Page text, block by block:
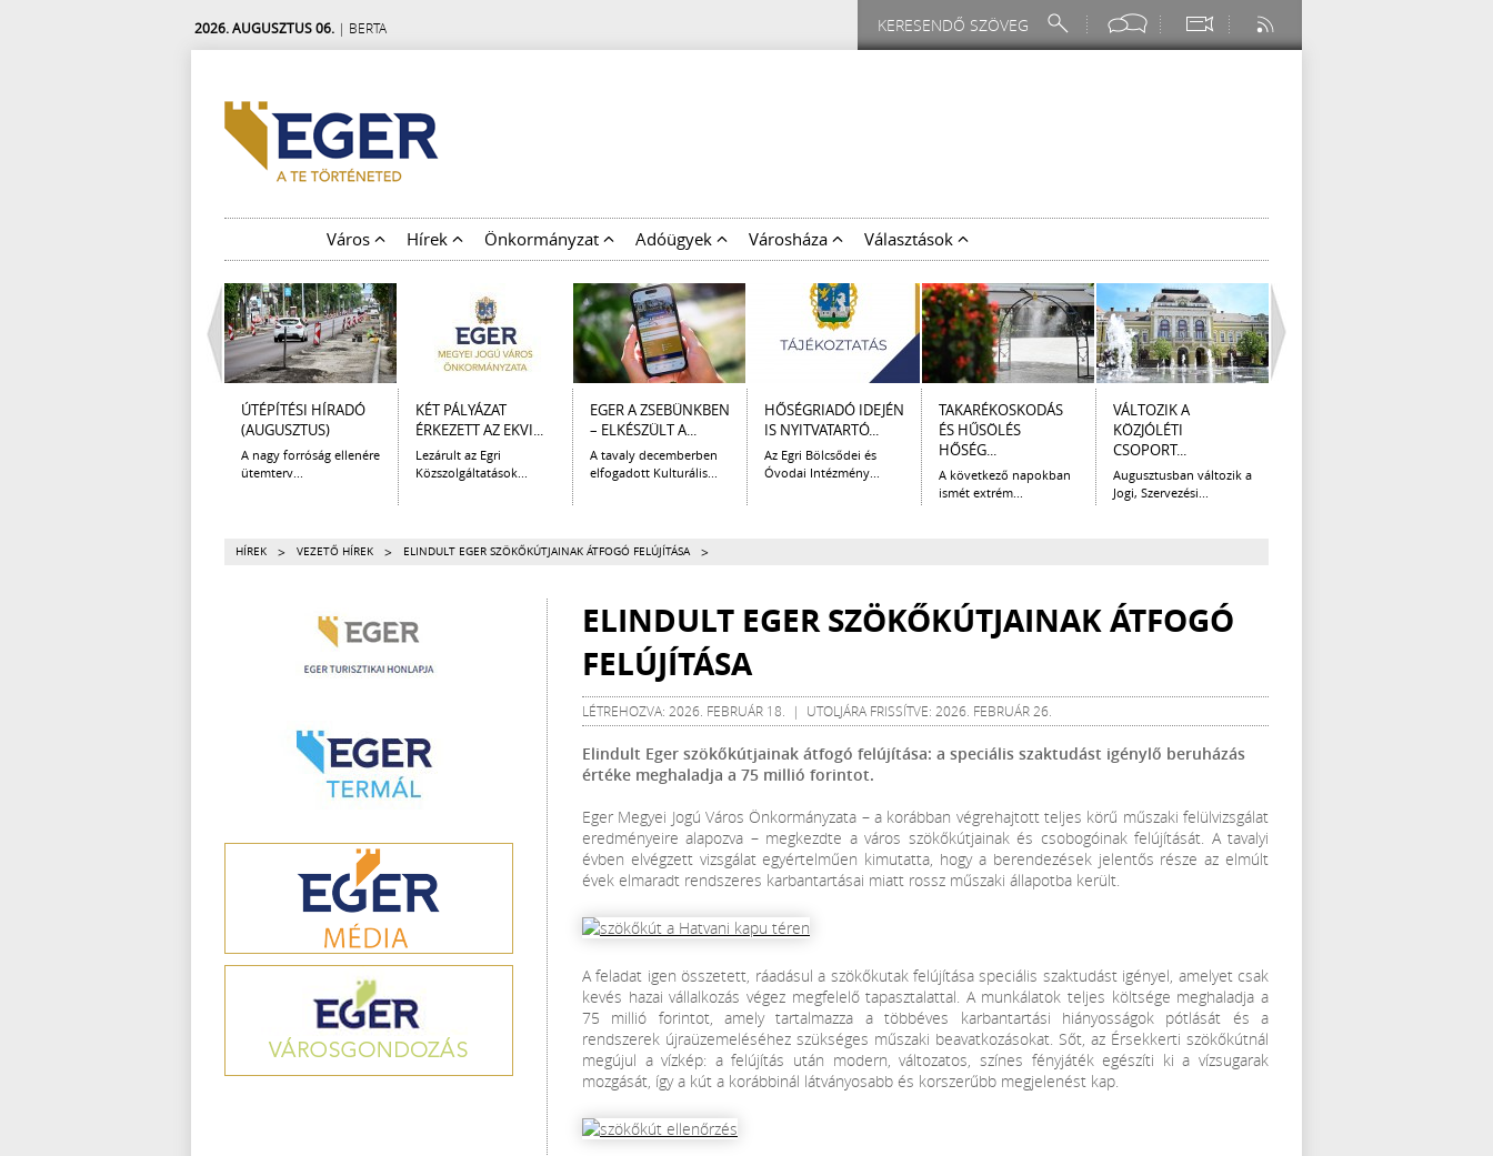
2026. AUGUSZTUS 06. | BERTA
Város Hírek Önkormányzat Adóügyek Városháza Választások
ÚTÉPÍTÉSI HÍRADÓ
(AUGUSZTUS)
A nagy forróság ellenére
ütemterv...
KÉT PÁLYÁZAT
ÉRKEZETT AZ EKVI...
Lezárult az Egri
Közszolgáltatások...
EGER A ZSEBÜNKBEN
– ELKÉSZÜLT A...
A tavaly decemberben
elfogadott Kulturális...
HŐSÉGRIADÓ IDEJÉN
IS NYITVATARTÓ...
Az Egri Bölcsődei és
Óvodai Intézmény...
TAKARÉKOSKODÁS
ÉS HŰSÖLÉS
HŐSÉG...
A következő napokban
ismét extrém...
VÁLTOZIK A
KÖZJÓLÉTI
CSOPORT...
Augusztusban változik a
Jogi, Szervezési...
HÍREK > VEZETŐ HÍREK > ELINDULT EGER SZÖKŐKÚTJAINAK ÁTFOGÓ FELÚJÍTÁSA >
ELINDULT EGER SZÖKŐKÚTJAINAK ÁTFOGÓ
FELÚJÍTÁSA
LÉTREHOZVA: 2026. FEBRUÁR 18. | UTOLJÁRA FRISSÍTVE: 2026. FEBRUÁR 26.
Elindult Eger szökőkútjainak átfogó felújítása: a speciális szaktudást igénylő beruházás
értéke meghaladja a 75 millió forintot.
Eger Megyei Jogú Város Önkormányzata – a korábban végrehajtott teljes körű műszaki felülvizsgálat
eredményeire alapozva – megkezdte a város szökőkútjainak és csobogóinak felújítását. A tavalyi
évben elvégzett vizsgálat egyértelműen kimutatta, hogy a berendezések jelentős része az elmúlt
évek elmaradt rendszeres karbantartásai miatt rossz műszaki állapotba került.
A feladat igen összetett, ráadásul a szökőkutak felújítása speciális szaktudást igényel, amelyet csak
kevés hazai vállalkozás végez megfelelő tapasztalattal. A munkálatok teljes költsége meghaladja a
75 millió forintot, amely tartalmazza a többéves karbantartási hiányosságok pótlását és a
rendszerek újraüzemeléséhez szükséges műszaki beavatkozásokat. Sőt, az Érsekkerti szökőkútnál
megújul a vízkép: a felújítás után modern, változatos, színes fényjáték egészíti ki a vízsugarak
mozgását, így a kút a korábbinál látványosabb és korszerűbb megjelenést kap.